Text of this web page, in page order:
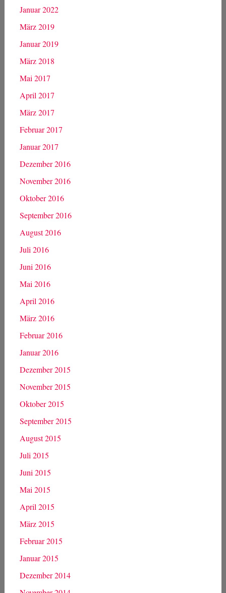
Januar 2022
März 2019
Januar 2019
März 2018
Mai 2017
April 2017
März 2017
Februar 2017
Januar 2017
Dezember 2016
November 2016
Oktober 2016
September 2016
August 2016
Juli 2016
Juni 2016
Mai 2016
April 2016
März 2016
Februar 2016
Januar 2016
Dezember 2015
November 2015
Oktober 2015
September 2015
August 2015
Juli 2015
Juni 2015
Mai 2015
April 2015
März 2015
Februar 2015
Januar 2015
Dezember 2014